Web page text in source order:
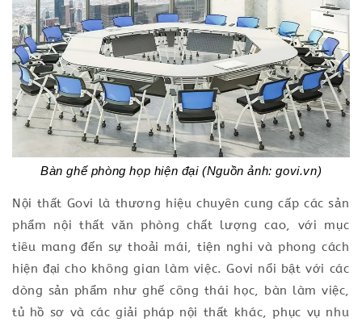
Bàn ghế phòng họp hiện đại (Nguồn ảnh: govi.vn)
Nội thất Govi là thương hiệu chuyên cung cấp các sản
phẩm nội thất văn phòng chất lượng cao, với mục
tiêu mang đến sự thoải mái, tiện nghi và phong cách
hiện đại cho không gian làm việc. Govi nổi bật với các
dòng sản phẩm như ghế công thái học, bàn làm việc,
tủ hồ sơ và các giải pháp nội thất khác, phục vụ nhu